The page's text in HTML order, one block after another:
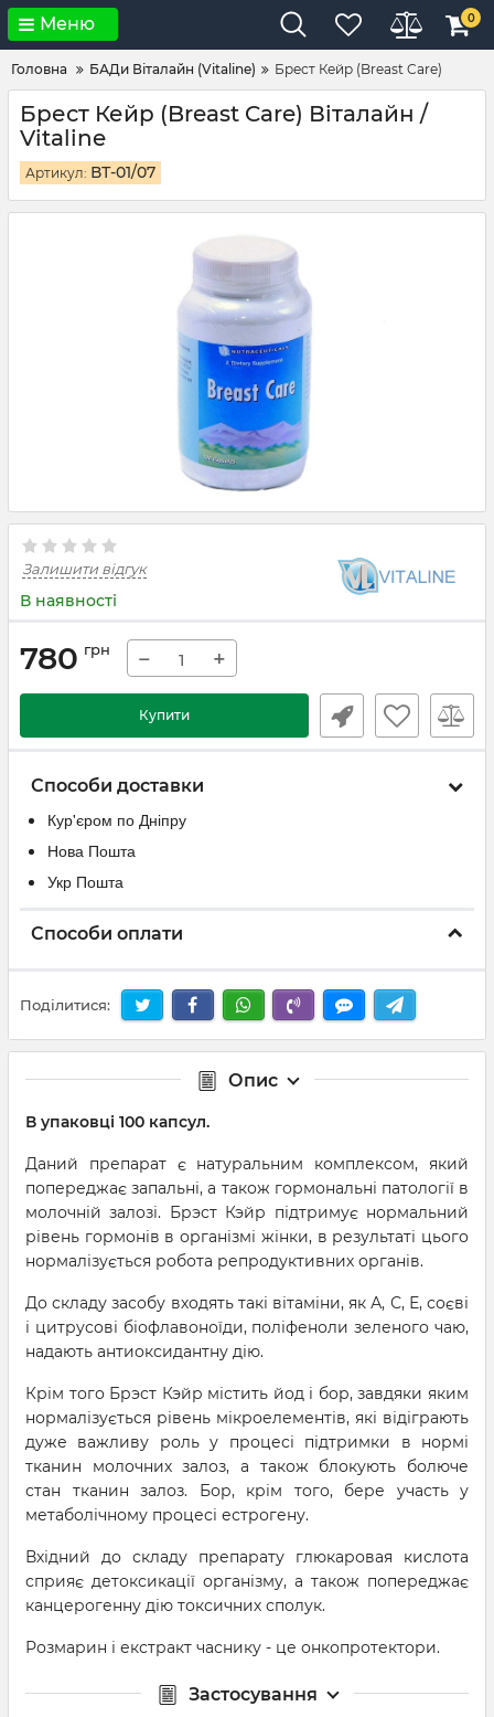
Меню 0
Головна БАДи Віталайн (Vitaline) Брест Кейр (Breast Care)
Брест Кейр (Breast Care) Віталайн /
Vitaline
Артикул: ВТ-01/07
Залишити відгук
В наявності
780 грн − +
Купити
Способи доставки
Кур'єром по Дніпру
Нова Пошта
Укр Пошта
Способи оплати
Поділитися:
Опис
В упаковці 100 капсул.
Даний препарат є натуральним комплексом, який
попереджає запальні, а також гормональні патології в
молочній залозі. Брэст Кэйр підтримує нормальний
рівень гормонів в організмі жінки, в результаті цього
нормалізується робота репродуктивних органів.
До складу засобу входять такі вітаміни, як А, С, Е, соєві
і цитрусові біофлавоноїди, поліфеноли зеленого чаю,
надають антиоксидантну дію.
Крім того Брэст Кэйр містить йод і бор, завдяки яким
нормалізується рівень мікроелементів, які відіграють
дуже важливу роль у процесі підтримки в нормі
тканин молочних залоз, а також блокують болюче
стан тканин залоз. Бор, крім того, бере участь у
метаболічному процесі естрогену.
Вхідний до складу препарату глюкаровая кислота
сприяє детоксикації організму, а також попереджає
канцерогенну дію токсичних сполук.
Розмарин і екстракт часнику - це онкопротектори.
Застосування